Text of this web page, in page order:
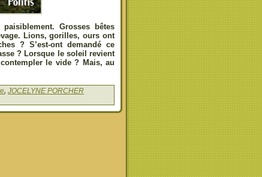
Grosses bêtes
Lions, gorilles, ours ont
? S’est-ont demandé ce
? Lorsque le soleil revient
le vide ? Mais, au
, JOCELYNE PORCHER